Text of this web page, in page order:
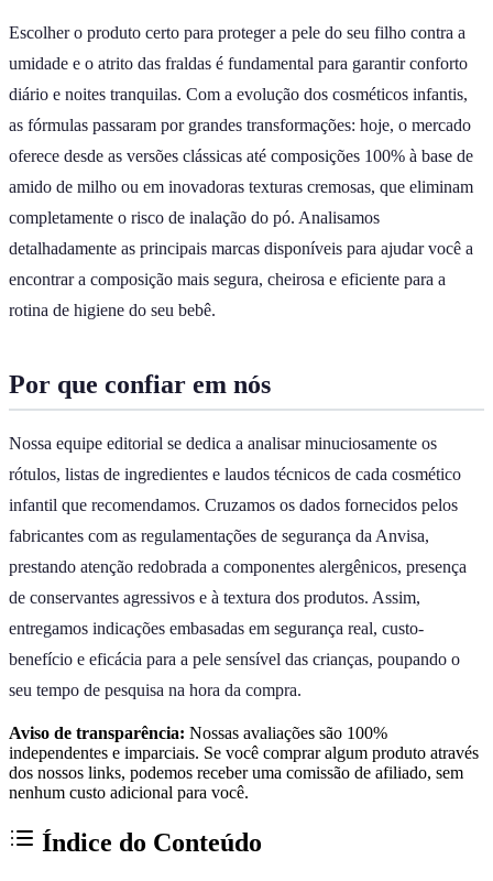
Escolher o produto certo para proteger a pele do seu filho contra a
umidade e o atrito das fraldas é fundamental para garantir conforto
diário e noites tranquilas. Com a evolução dos cosméticos infantis,
as fórmulas passaram por grandes transformações: hoje, o mercado
oferece desde as versões clássicas até composições 100% à base de
amido de milho ou em inovadoras texturas cremosas, que eliminam
completamente o risco de inalação do pó. Analisamos
detalhadamente as principais marcas disponíveis para ajudar você a
encontrar a composição mais segura, cheirosa e eficiente para a
rotina de higiene do seu bebê.
Por que confiar em nós
Nossa equipe editorial se dedica a analisar minuciosamente os
rótulos, listas de ingredientes e laudos técnicos de cada cosmético
infantil que recomendamos. Cruzamos os dados fornecidos pelos
fabricantes com as regulamentações de segurança da Anvisa,
prestando atenção redobrada a componentes alergênicos, presença
de conservantes agressivos e à textura dos produtos. Assim,
entregamos indicações embasadas em segurança real, custo-
benefício e eficácia para a pele sensível das crianças, poupando o
seu tempo de pesquisa na hora da compra.
Aviso de transparência: Nossas avaliações são 100%
independentes e imparciais. Se você comprar algum produto através
dos nossos links, podemos receber uma comissão de afiliado, sem
nenhum custo adicional para você.
Índice do Conteúdo